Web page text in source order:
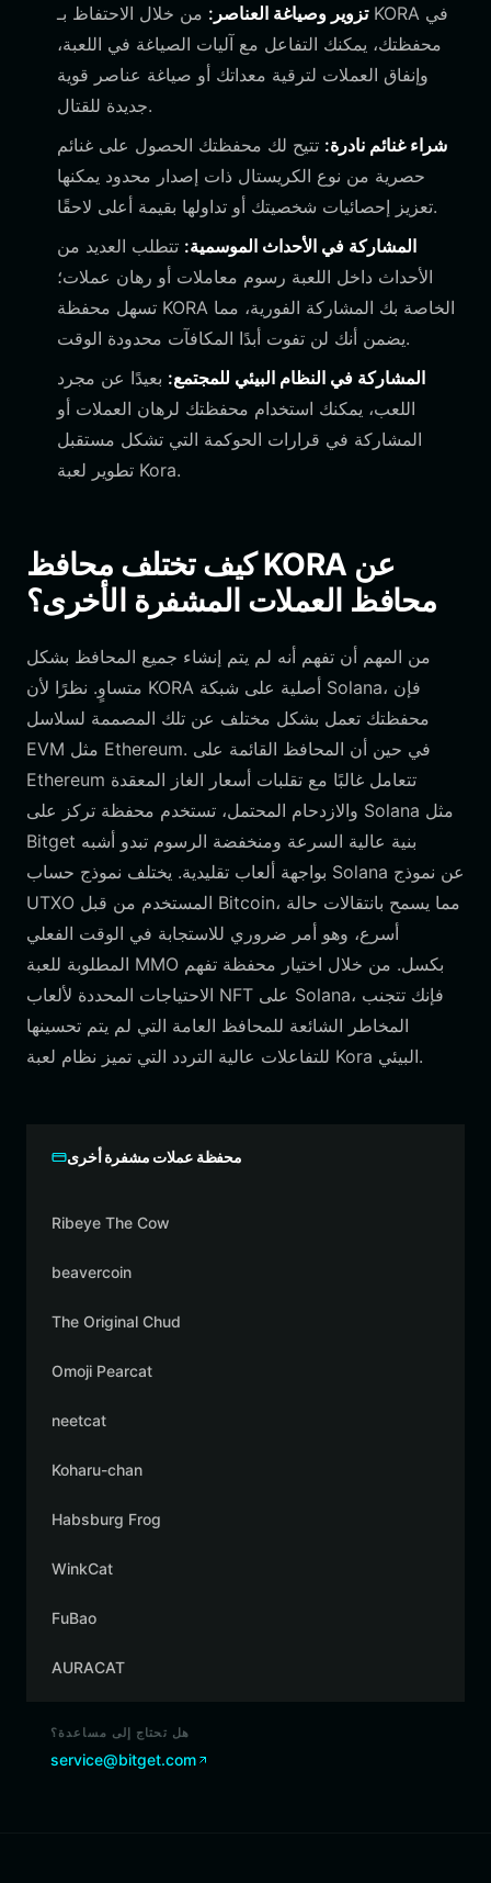
تزوير وصياغة العناصر: من خلال الاحتفاظ بـ KORA في
محفظتك، يمكنك التفاعل مع آليات الصياغة في اللعبة،
وإنفاق العملات لترقية معداتك أو صياغة عناصر قوية
جديدة للقتال.
شراء غنائم نادرة: تتيح لك محفظتك الحصول على غنائم
حصرية من نوع الكريستال ذات إصدار محدود يمكنها
تعزيز إحصائيات شخصيتك أو تداولها بقيمة أعلى لاحقًا.
المشاركة في الأحداث الموسمية: تتطلب العديد من
الأحداث داخل اللعبة رسوم معاملات أو رهان عملات؛
تسهل محفظة KORA الخاصة بك المشاركة الفورية، مما
يضمن أنك لن تفوت أبدًا المكافآت محدودة الوقت.
المشاركة في النظام البيئي للمجتمع: بعيدًا عن مجرد
اللعب، يمكنك استخدام محفظتك لرهان العملات أو
المشاركة في قرارات الحوكمة التي تشكل مستقبل
تطوير لعبة Kora.
كيف تختلف محافظ KORA عن
محافظ العملات المشفرة الأخرى؟
من المهم أن تفهم أنه لم يتم إنشاء جميع المحافظ بشكل
متساوٍ. نظرًا لأن KORA أصلية على شبكة Solana، فإن
محفظتك تعمل بشكل مختلف عن تلك المصممة لسلاسل
EVM مثل Ethereum. في حين أن المحافظ القائمة على
Ethereum تتعامل غالبًا مع تقلبات أسعار الغاز المعقدة
والازدحام المحتمل، تستخدم محفظة تركز على Solana مثل
Bitget بنية عالية السرعة ومنخفضة الرسوم تبدو أشبه
بواجهة ألعاب تقليدية. يختلف نموذج حساب Solana عن نموذج
UTXO المستخدم من قبل Bitcoin، مما يسمح بانتقالات حالة
أسرع، وهو أمر ضروري للاستجابة في الوقت الفعلي
المطلوبة للعبة MMO بكسل. من خلال اختيار محفظة تفهم
الاحتياجات المحددة لألعاب NFT على Solana، فإنك تتجنب
المخاطر الشائعة للمحافظ العامة التي لم يتم تحسينها
للتفاعلات عالية التردد التي تميز نظام لعبة Kora البيئي.
محفظة عملات مشفرة أخرى
Ribeye The Cow
beavercoin
The Original Chud
Omoji Pearcat
neetcat
Koharu-chan
Habsburg Frog
WinkCat
FuBao
AURACAT
هل تحتاج إلى مساعدة؟
service@bitget.com